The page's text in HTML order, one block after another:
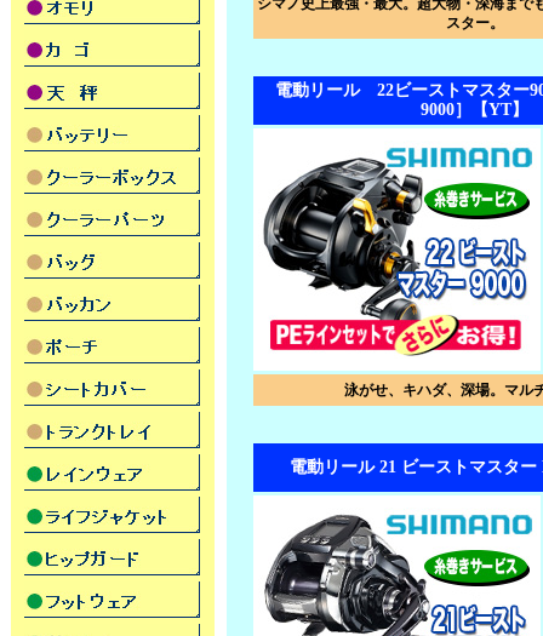
シマノ史上最強・最大。超大物・深海まで
スター。
電動リール 22ビーストマスター
9000］【YT】
泳がせ、キハダ、深場。マル
電動リール 21 ビーストマスター